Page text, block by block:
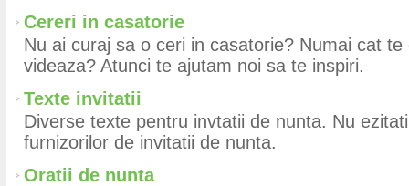
Cereri in casatorie
Nu ai curaj sa o ceri in casatorie? Numai cat
videaza? Atunci te ajutam noi sa te inspiri.
Texte invitatii
Diverse texte pentru invtatii de nunta. Nu
furnizorilor de invitatii de nunta.
Oratii de nunta